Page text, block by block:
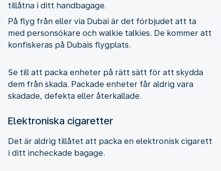
tillåtna i ditt handbagage.
På flyg från eller via Dubai är det förbjudet att ta
med personsökare och walkie talkies. De kommer att
konfiskeras på Dubais flygplats.
Se till att packa enheter på rätt sätt för att skydda
dem från skada. Packade enheter får aldrig vara
skadade, defekta eller återkallade.
Elektroniska cigaretter
Det är aldrig tillåtet att packa en elektronisk cigarett
i ditt incheckade bagage.